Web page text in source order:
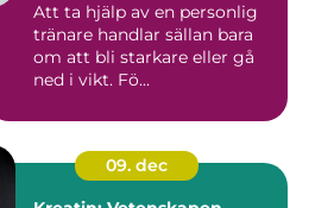
Att ta hjälp av en personlig
tränare handlar sällan bara
om att bli starkare eller gå
ned i vikt. Fö...
09. dec